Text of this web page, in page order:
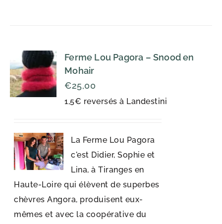
Ferme Lou Pagora – Snood en
Mohair
1,5€ reversés à Landestini
€25,00
La Ferme Lou Pagora
c'est Didier, Sophie et
Lina, à Tiranges en
Haute-Loire qui élèvent de superbes
chèvres Angora, produisent eux-
mêmes et avec la coopérative du